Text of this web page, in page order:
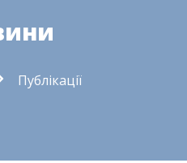
Публікації